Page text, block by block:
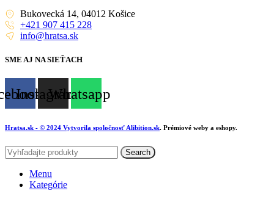
Bukovecká 14, 04012 Košice
+421 907 415 228
info@hratsa.sk
SME AJ NA SIEŤACH
InstagramWhatsapp
Hratsa.sk - © 2024 Vytvorila spoločnosť Alibition.sk. Prémiové weby a eshopy.
Search
Menu
Kategórie